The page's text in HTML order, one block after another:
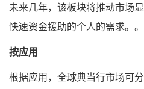
未来几年，该板块将推动市场
快速资金援助的个人的需求。。
按应用
根据应用，全球典当行市场可